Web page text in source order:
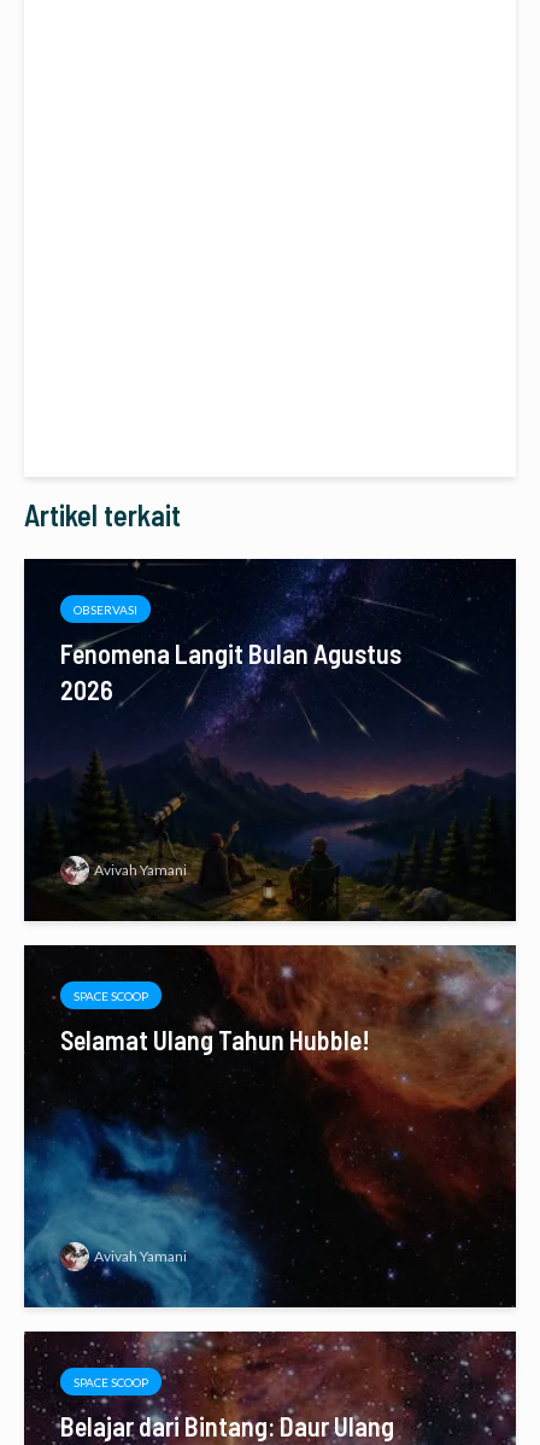
Artikel terkait
OBSERVASI
Fenomena Langit Bulan Agustus
2026
Avivah Yamani
SPACE SCOOP
Selamat Ulang Tahun Hubble!
Avivah Yamani
SPACE SCOOP
Belajar dari Bintang: Daur Ulang